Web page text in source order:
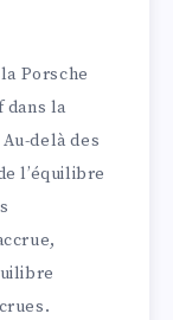
Porsche
dans la
delà des
l’équilibre